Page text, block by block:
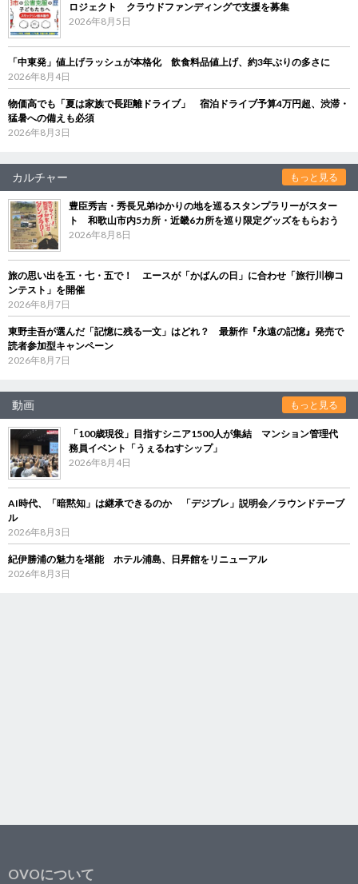
ロジェクト クラウドファンディングで支援を募集
2026年8月5日
「中東発」値上げラッシュが本格化 飲食料品値上げ、約3年ぶりの多さに
2026年8月4日
物価高でも「夏は家族で長距離ドライブ」 宿泊ドライブ予算4万円超、渋滞・
猛暑への備えも必須
2026年8月3日
カルチャー もっと見る
豊臣秀吉・秀長兄弟ゆかりの地を巡るスタンプラリーがスター
ト 和歌山市内5カ所・近畿6カ所を巡り限定グッズをもらおう
2026年8月8日
旅の思い出を五・七・五で！ エースが「かばんの日」に合わせ「旅行川柳コ
ンテスト」を開催
2026年8月7日
東野圭吾が選んだ「記憶に残る一文」はどれ？ 最新作『永遠の記憶』発売で
読者参加型キャンペーン
2026年8月7日
動画 もっと見る
「100歳現役」目指すシニア1500人が集結 マンション管理代
務員イベント「うぇるねすシップ」
2026年8月4日
AI時代、「暗黙知」は継承できるのか 「デジブレ」説明会／ラウンドテーブ
ル
2026年8月3日
紀伊勝浦の魅力を堪能 ホテル浦島、日昇館をリニューアル
2026年8月3日
OVOについて